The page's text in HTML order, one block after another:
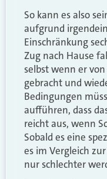
So kann es also
aufgrund
Einschränkung
Zug nach Hause
selbst wenn er
gebracht und
Bedingungen
aufführen, dass
reicht aus, wenn
Sobald es eine
es im Vergleich
nur schlechter